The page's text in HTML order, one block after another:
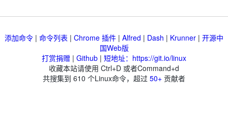
添加命令 | 命令列表 | Chrome 插件 | Alfred | Dash | Krunner | 开源中
国Web版
打赏捐赠 | Github | 短地址：https://git.io/linux
收藏本站请使用 Ctrl+D 或者Command+d
共搜集到 610 个Linux命令，超过 50+ 贡献者